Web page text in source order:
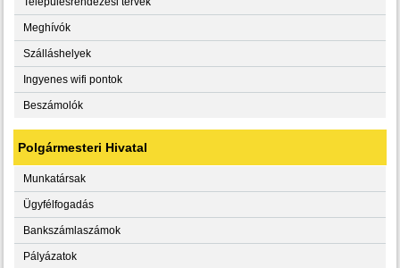
Meghívók
Szálláshelyek
Ingyenes wifi pontok
Beszámolók
Polgármesteri Hivatal
Munkatársak
Ügyfélfogadás
Bankszámlaszámok
Pályázatok